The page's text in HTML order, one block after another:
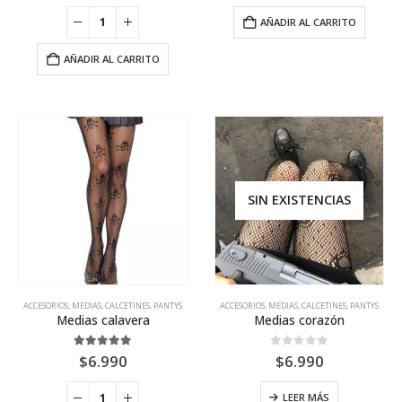
AÑADIR AL CARRITO
AÑADIR AL CARRITO
ACCESORIOS, MEDIAS, CALCETINES, PANTYS
Medias calavera
5.00 out of 5
$6.990
SIN EXISTENCIAS
ACCESORIOS, MEDIAS, CALCETINES, PANTYS
Medias corazón
out of 5
$6.990
LEER MÁS